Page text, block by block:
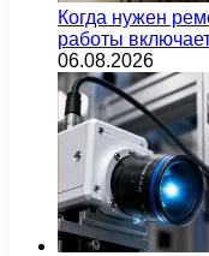
Когда нужен
работы
06.08.2026